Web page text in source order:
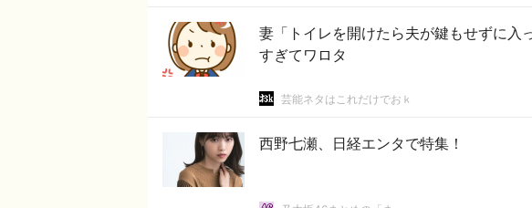
妻「トイレを開けたら夫が鍵もせずに入
すぎてワロタ
芸能ネタはこれだけでおｋ
西野七瀬、日経エンタで特集！